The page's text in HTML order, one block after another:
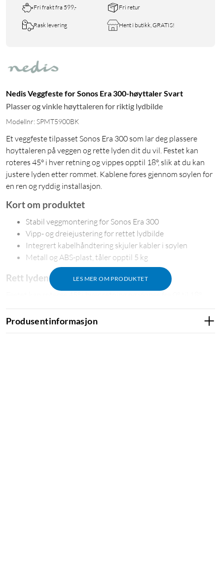
Fri frakt fra 599,- Fri retur
Rask levering Hent i butikk, GRATIS!
Nedis Veggfeste for Sonos Era 300-høyttaler Svart
Plasser og vinkle høyttaleren for riktig lydbilde
Modellnr: SPMT5900BK
Et veggfeste tilpasset Sonos Era 300 som lar deg plassere
høyttaleren på veggen og rette lyden dit du vil. Festet kan
roteres 45° i hver retning og vippes opptil 18°, slik at du kan
justere lyden etter rommet. Kablene føres gjennom søylen for
en ren og ryddig installasjon.
LES MER OM PRODUKTET
Kort om produktet
Stabil veggmontering for Sonos Era 300
Vipp- og dreiejustering for rettet lydbilde
Integrert kabelhåndtering skjuler kabler i søylen
Metall og ABS-plast, tåler opptil 5 kg
Rett lyden dit du vil
Det gjør det enkelt å plassere høyttaleren på veggen og
justere lydretningen etter rommets form og lytteposisjon.
Produsentinformasjon